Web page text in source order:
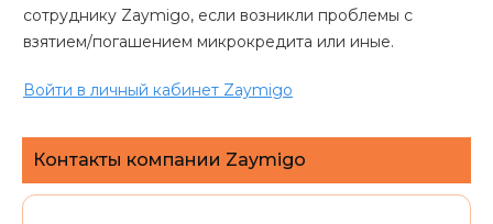
сотруднику Zaymigo, если возникли проблемы с
взятием/погашением микрокредита или иные.
Войти в личный кабинет Zaymigo
Контакты компании Zaymigo